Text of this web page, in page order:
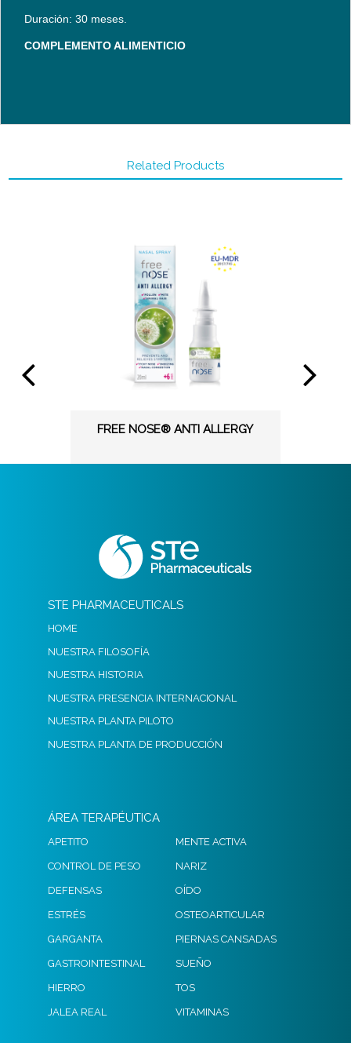
Duración: 30 meses.
COMPLEMENTO ALIMENTICIO
Related Products
FREE NOSE® ANTI ALLERGY
STE PHARMACEUTICALS
HOME
NUESTRA FILOSOFÍA
NUESTRA HISTORIA
NUESTRA PRESENCIA INTERNACIONAL
NUESTRA PLANTA PILOTO
NUESTRA PLANTA DE PRODUCCIÓN
ÁREA TERAPÉUTICA
APETITO
CONTROL DE PESO
DEFENSAS
ESTRÉS
GARGANTA
GASTROINTESTINAL
HIERRO
JALEA REAL
MENTE ACTIVA
NARIZ
OÍDO
OSTEOARTICULAR
PIERNAS CANSADAS
SUEÑO
TOS
VITAMINAS